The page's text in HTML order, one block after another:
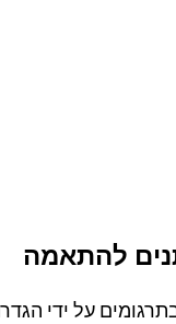
להתאמה
על ידי